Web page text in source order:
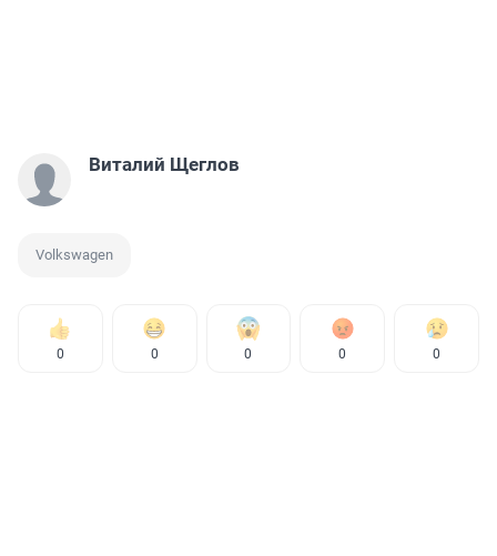
Виталий Щеглов
Volkswagen
0 0 0 0 0